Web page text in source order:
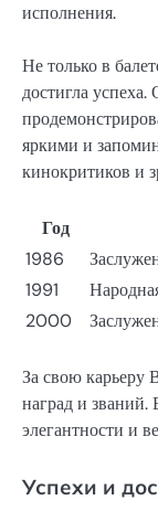
исполнения.
Не только в
достигла
яркими и
кинокритиков и
Год
1986
1991
2000
За свою карьеру
наград и званий.
элегантности и
Успехи и